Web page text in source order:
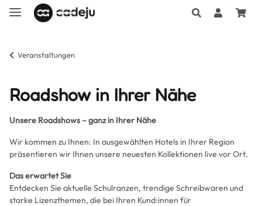
Veranstaltungen
Roadshow in Ihrer Nähe
Unsere Roadshows – ganz in Ihrer Nähe
Wir kommen zu Ihnen: In ausgewählten Hotels in Ihrer Region
präsentieren wir Ihnen unsere neuesten Kollektionen live vor Ort.
Das erwartet Sie
Entdecken Sie aktuelle Schulranzen, trendige Schreibwaren und
starke Lizenzthemen, die bei Ihren Kund:innen für